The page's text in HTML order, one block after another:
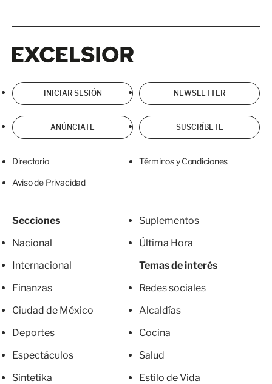
INICIAR SESIÓN NEWSLETTER
ANÚNCIATE SUSCRÍBETE
Directorio Términos y Condiciones
Aviso de Privacidad
Secciones
Nacional
Internacional
Finanzas
Ciudad de México
Deportes
Espectáculos
Sintetika
Suplementos
Última Hora
Temas de interés
Redes sociales
Alcaldías
Cocina
Salud
Estilo de Vida